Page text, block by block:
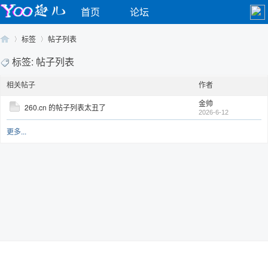
首页 论坛
Yo›
标签 帖子列表
标签: 帖子列表
相关帖子 作者
260.cn 的帖子列表太丑了 金帅
2026-6-12
更多...